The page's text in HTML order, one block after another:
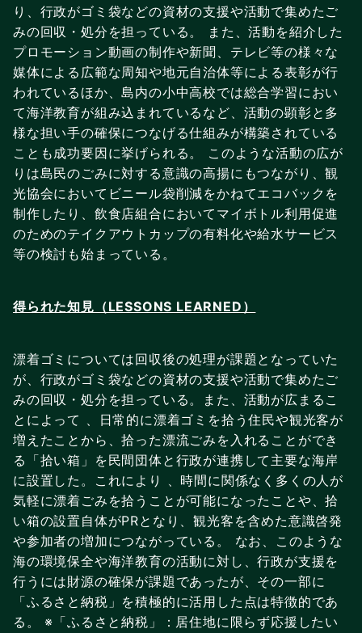
り、行政がゴミ袋などの資材の支援や活動で集めたご
みの回収・処分を担っている。 また、活動を紹介した
プロモーション動画の制作や新聞、テレビ等の様々な
媒体による広範な周知や地元自治体等による表彰が行
われているほか、島内の小中高校では総合学習におい
て海洋教育が組み込まれているなど、活動の顕彰と多
様な担い手の確保につなげる仕組みが構築されている
ことも成功要因に挙げられる。 このような活動の広が
りは島民のごみに対する意識の高揚にもつながり、観
光協会においてビニール袋削減をかねてエコバックを
制作したり、飲食店組合においてマイボトル利用促進
のためのテイクアウトカップの有料化や給水サービス
等の検討も始まっている。
得られた知見（LESSONS LEARNED）
漂着ゴミについては回収後の処理が課題となっていた
が、行政がゴミ袋などの資材の支援や活動で集めたご
みの回収・処分を担っている。また、活動が広まるこ
とによって 、日常的に漂着ゴミを拾う住民や観光客が
増えたことから、拾った漂流ごみを入れることができ
る「拾い箱」を民間団体と行政が連携して主要な海岸
に設置した。これにより 、時間に関係なく多くの人が
気軽に漂着ごみを拾うことが可能になったことや、拾
い箱の設置自体がPRとなり、観光客を含めた意識啓発
や参加者の増加につながっている。 なお、このような
海の環境保全や海洋教育の活動に対し、行政が支援を
行うには財源の確保が課題であったが、その一部に
「ふるさと納税」を積極的に活用した点は特徴的であ
る。 ※「ふるさと納税」：居住地に限らず応援したい